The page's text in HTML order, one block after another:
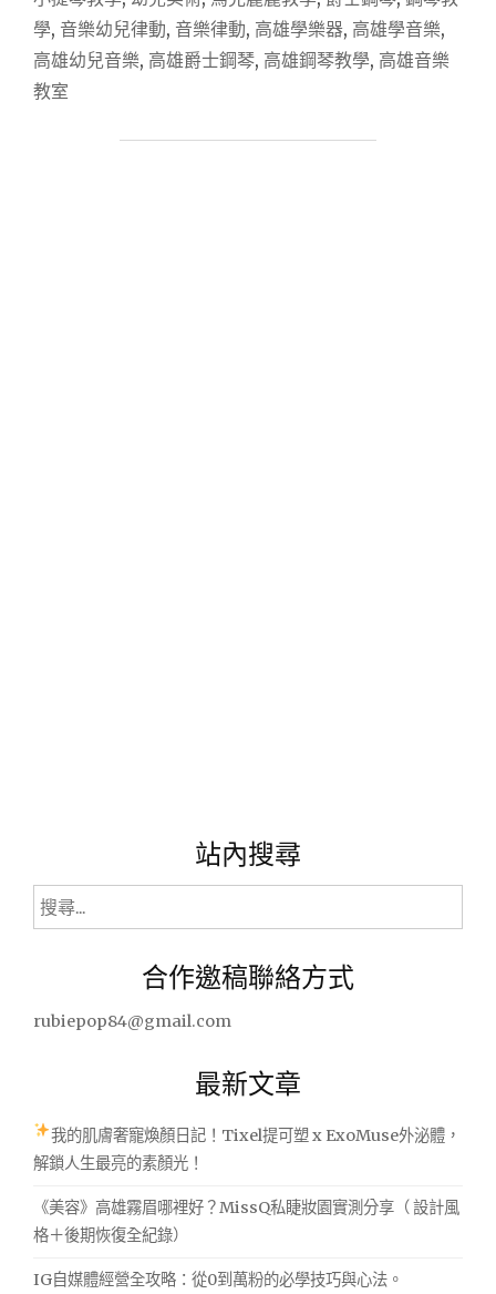
術
教
室
學, 音樂幼兒律動, 音樂律動, 高雄學樂器, 高雄學音樂,
高雄幼兒音樂, 高雄爵士鋼琴, 高雄鋼琴教學, 高雄音樂
教室
站內搜尋
搜
尋
合作邀稿聯絡方式
rubiepop84@gmail.com
最新文章
我的肌膚奢寵煥顏日記！Tixel提可塑 x ExoMuse外泌體，
解鎖人生最亮的素顏光！
《美容》高雄霧眉哪裡好？MissQ私睫妝園實測分享（ 設計風
格＋後期恢復全紀錄）
IG自媒體經營全攻略：從0到萬粉的必學技巧與心法。